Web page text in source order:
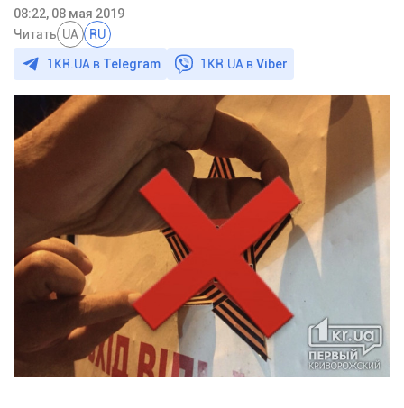
08:22, 08 мая 2019
Читать UA RU
1KR.UA в Telegram 1KR.UA вViber